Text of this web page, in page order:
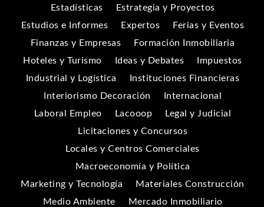
Estadísticas
Estrategia y Proyectos
Estudios e Informes
Expertos
Ferias y Eventos
Finanzas y Empresas
Formación Inmobiliaria
Hoteles y Turismo
Ideas y Debates
Impuestos
Industrial y Logística
Instituciones Financieras
Interiorismo Decoración
Internacional
Laboral Empleo
Lacooop
Legal y Judicial
Licitaciones y Concursos
Locales y Centros Comerciales
Macroeconomía y Política
Marketing y Tecnología
Materiales Construcción
Medio Ambiente
Mercado Inmobiliario